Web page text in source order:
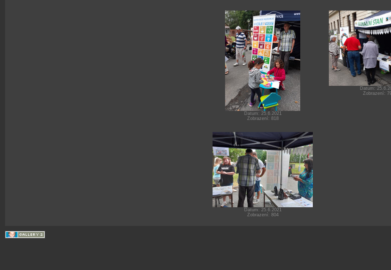
Datum: 25.6.2021
Zobrazení: 818
Datum:
Zobrazení:
Datum: 25.6.2021
Zobrazení: 804